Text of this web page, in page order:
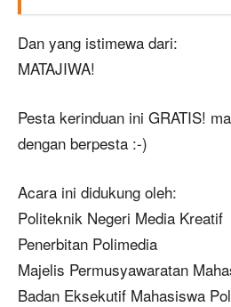
Dan yang istimewa dari:
MATAJIWA!
Pesta kerinduan ini GRATIS!
dengan berpesta :-)
Acara ini didukung oleh:
Politeknik Negeri Media Kreatif
Penerbitan Polimedia
Majelis Permusyawaratan
Badan Eksekutif Mahasiswa